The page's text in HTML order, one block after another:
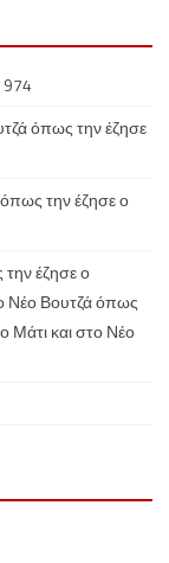
όπως την έζησε
την έζησε ο
έζησε ο
Νέο Βουτζά όπως
Μάτι και στο Νέο